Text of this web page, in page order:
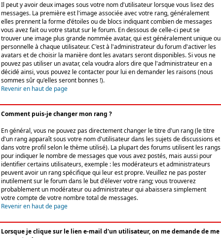
Il peut y avoir deux images sous votre nom d'utilisateur lorsque vous lisez des
messages. La première est l'image associée avec votre rang, généralement
elles prennent la forme d'étoiles ou de blocs indiquant combien de messages
vous avez fait ou votre statut sur le forum. En dessous de celle-ci peut se
trouver une image plus grande nommée avatar, qui est généralement unique ou
personnelle à chaque utilisateur. C'est à l'administrateur du forum d'activer les
avatars et de choisir la manière dont les avatars seront disponibles. Si vous ne
pouvez pas utiliser un avatar, cela voudra alors dire que l'administrateur en a
décidé ainsi, vous pouvez le contacter pour lui en demander les raisons (nous
sommes sûr qu'elles seront bonnes !).
Revenir en haut de page
Comment puis-je changer mon rang ?
En général, vous ne pouvez pas directement changer le titre d'un rang (le titre
d'un rang apparaît sous votre nom d'utilisateur dans les sujets de discussions et
dans votre profil selon le thème utilisé). La plupart des forums utilisent les rangs
pour indiquer le nombre de messages que vous avez postés, mais aussi pour
identifier certains utilisateurs, exemple : les modérateurs et administrateurs
peuvent avoir un rang spécifique qui leur est propre. Veuillez ne pas poster
inutilement sur le forum dans le but d'élever votre rang; vous trouverez
probablement un modérateur ou administrateur qui abaissera simplement
votre compte de votre nombre total de messages.
Revenir en haut de page
Lorsque je clique sur le lien e-mail d'un utilisateur, on me demande de me